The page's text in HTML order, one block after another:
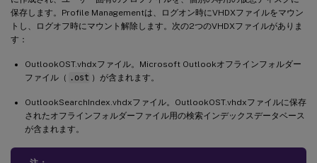
保存します。Profile Managementは、ログオン時にVHDXファイルをマウン
トし、ログオフ時にマウント解除します。次の2つのVHDXファイルがありま
す：
OutlookOST.vhdxファイル。Microsoft Outlookオフラインフォルダー
ファイル（ .ost ）が含まれます。
OutlookSearchIndex.vhdxファイル。OutlookOST.vhdxファイルに保存
されたオフラインフォルダーファイル用の検索インデックスデータベース
が含まれます。